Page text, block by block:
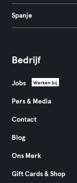
Spanje
Bedrijf
Jobs Werken bij
Pers & Media
Contact
Blog
Ons Merk
Gift Cards & Shop